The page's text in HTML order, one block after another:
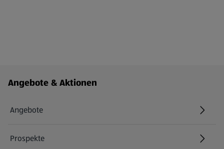
Fußzeilenmenü - weitere Links
Angebote & Aktionen
Angebote
Prospekte